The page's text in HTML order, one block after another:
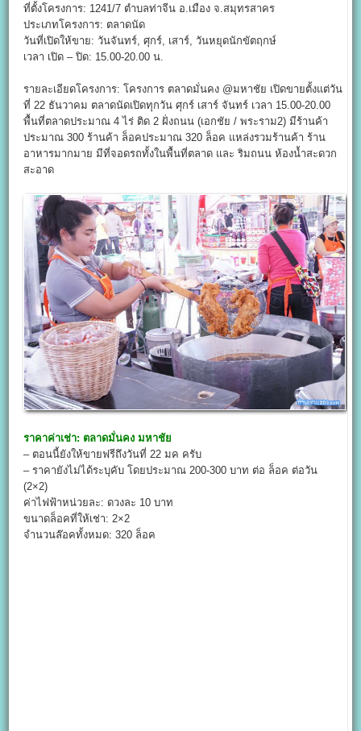
ที่ตั้งโครงการ: 1241/7 ตำบลท่าจีน อ.เมือง จ.สมุทรสาคร
ประเภทโครงการ: ตลาดนัด
วันที่เปิดให้ขาย: วันจันทร์, ศุกร์, เสาร์, วันหยุดนักขัตฤกษ์
เวลา เปิด – ปิด: 15.00-20.00 น.
รายละเอียดโครงการ: โครงการ ตลาดมั่นคง @มหาชัย เปิดขายตั้งแต่วัน
ที่ 22 ธันวาคม ตลาดนัดเปิดทุกวัน ศุกร์ เสาร์ จันทร์ เวลา 15.00-20.00
พื้นที่ตลาดประมาณ 4 ไร่ ติด 2 ฝั่งถนน (เอกชัย / พระราม2) มีร้านค้า
ประมาณ 300 ร้านค้า ล็อคประมาณ 320 ล็อค แหล่งรวมร้านค้า ร้าน
อาหารมากมาย มีที่จอดรถทั้งในพื้นที่ตลาด และ ริมถนน ห้องน้ำสะดวก
สะอาด
ราคาค่าเช่า: ตลาดมั่นคง มหาชัย
– ตอนนี้ยังให้ขายฟรีถึงวันที่ 22 มค ครับ
– ราคายังไม่ได้ระบุคับ โดยประมาณ 200-300 บาท ต่อ ล็อค ต่อวัน
(2×2)
ค่าไฟฟ้าหน่วยละ: ดวงละ 10 บาท
ขนาดล็อคที่ให้เช่า: 2×2
จำนวนล๊อคทั้งหมด: 320 ล็อค